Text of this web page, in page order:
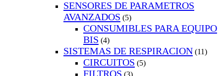
SENSORES DE PARAMETROS
AVANZADOS (5)
CONSUMIBLES PARA EQUIPO
BIS (4)
SISTEMAS DE RESPIRACION (11)
CIRCUITOS (5)
FILTROS